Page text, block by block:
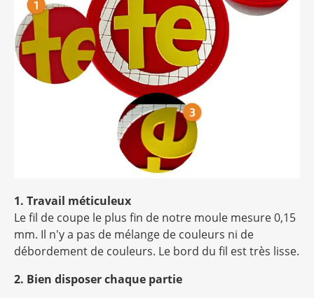
1. Travail méticuleux
Le fil de coupe le plus fin de notre moule mesure 0,15
mm. Il n'y a pas de mélange de couleurs ni de
débordement de couleurs. Le bord du fil est très lisse.
2. Bien disposer chaque partie